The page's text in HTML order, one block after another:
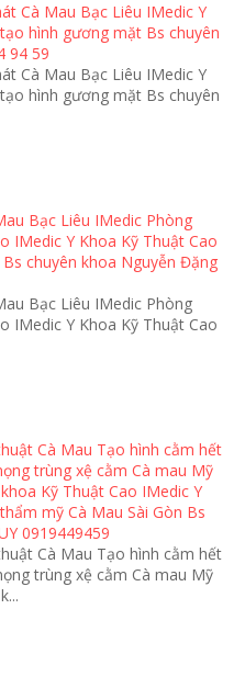
Cà Mau Bạc Liêu IMedic Y
hình gương mặt Bs chuyên
94 59
Cà Mau Bạc Liêu IMedic Y
hình gương mặt Bs chuyên
Bạc Liêu IMedic Phòng
IMedic Y Khoa Kỹ Thuật Cao
chuyên khoa Nguyễn Đặng
Bạc Liêu IMedic Phòng
IMedic Y Khoa Kỹ Thuật Cao
Cà Mau Tạo hình cằm hết
trùng xệ cằm Cà mau Mỹ
Kỹ Thuật Cao IMedic Y
mỹ Cà Mau Sài Gòn Bs
0919449459
Cà Mau Tạo hình cằm hết
trùng xệ cằm Cà mau Mỹ